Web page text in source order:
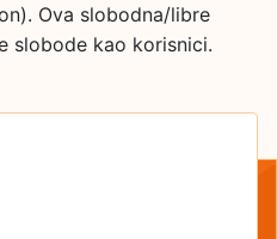
Ova slobodna/libre
slobode kao korisnici.